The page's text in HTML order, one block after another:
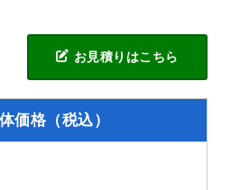
お見積りはこちら
価格（税込）